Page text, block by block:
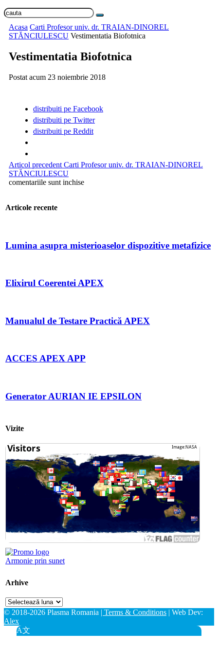
Acasa Carti Profesor univ. dr. TRAIAN-DINOREL
STĂNCIULESCU Vestimentatia Biofotnica
Vestimentatia Biofotnica
Postat acum 23 noiembrie 2018
distribuiti pe Facebook
distribuiti pe Twitter
distribuiti pe Reddit
Articol precedent Carti Profesor univ. dr. TRAIAN-DINOREL
STĂNCIULESCU
comentariile sunt inchise
Articole recente
Lumina asupra misterioaselor dispozitive metafizice
Elixirul Coerentei APEX
Manualul de Testare Practică APEX
ACCES APEX APP
Generator AURIAN IE EPSILON
Vizite
Armonie prin sunet
Arhive
Arhive
© 2018-2026 Plasma Romania | Terms & Conditions | Web Dev:
Alex
A文